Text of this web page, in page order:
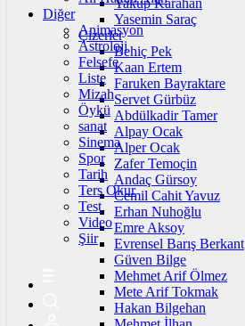
Diğer
Animasyon
Astroloji
Felsefe
Liste
Mizah
Öykü
sanat
Sinema
Spor
Tarih
Ters Okur
Test
Video
Şiir
Yakup Karahan
Yasemin Saraç
Çizerler
Behiç Pek
Kaan Ertem
Faruken Bayraktare
Servet Gürbüz
Abdülkadir Tamer
Alpay Ocak
Alper Ocak
Zafer Temoçin
Andaç Gürsoy
Cemil Cahit Yavuz
Erhan Nuhoğlu
Emre Aksoy
Evrensel Barış Berkant
Güven Bilge
Mehmet Arif Ölmez
Mete Arif Tokmak
Hakan Bilgehan